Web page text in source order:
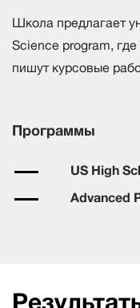
Школа предлагает
Science program, где
пишут курсовые
Программы
US High
Advanced